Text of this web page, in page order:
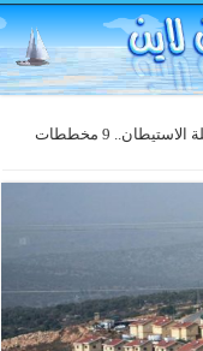
القدس تحت مقصلة الاستيطان.. 9 مخططات